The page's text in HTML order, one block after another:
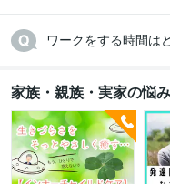
ワークをする時間は
家族・親族・実家の悩